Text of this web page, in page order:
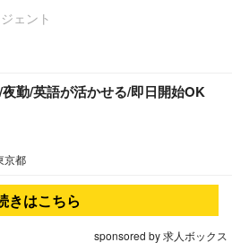
ェント
勤/英語が活かせる/即日開始OK
京都
きはこちら
sponsored by 求人ボックス